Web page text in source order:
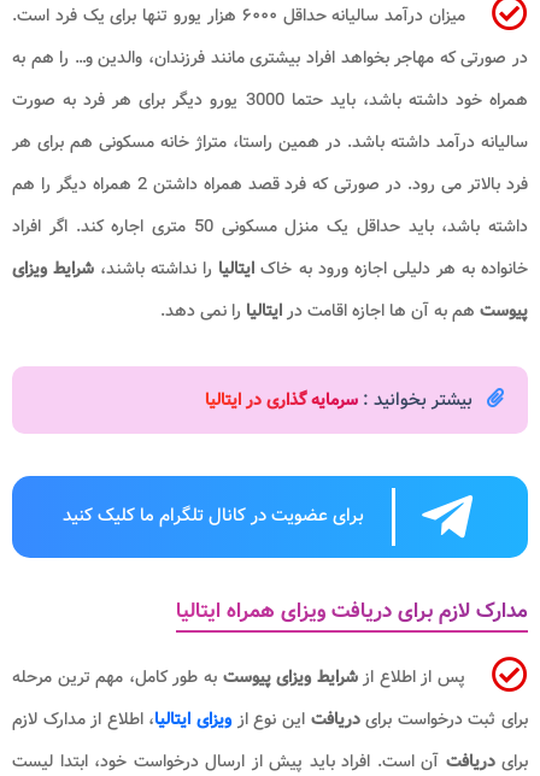
میزان درآمد سالیانه حداقل ۶۰۰۰ هزار یورو تنها برای یک فرد است.
در صورتی که مهاجر بخواهد افراد بیشتری مانند فرزندان، والدین و… را هم به
همراه خود داشته باشد، باید حتما 3000 یورو دیگر برای هر فرد به صورت
سالیانه درآمد داشته باشد. در همین راستا، متراژ خانه مسکونی هم برای هر
فرد بالاتر می رود. در صورتی که فرد قصد همراه داشتن 2 همراه دیگر را هم
داشته باشد، باید حداقل یک منزل مسکونی 50 متری اجاره کند. اگر افراد
خانواده به هر دلیلی اجازه ورود به خاک ایتالیا را نداشته باشند، شرایط ویزای
پیوست هم به آن ها اجازه اقامت درایتالیا را نمی دهد.
بیشتر بخوانید : سرمایه گذاری در ایتالیا
برای عضویت در کانال تلگرام ما کلیک کنید
مدارک لازم برای دریافت ویزای همراه ایتالیا
پس از اطلاع ازشرایط ویزای پیوست به طور کامل، مهم ترین مرحله
برای ثبت درخواست برایدریافت این نوع ازویزای ایتالیا، اطلاع از مدارک لازم
برایدریافت آن است. افراد باید پیش از ارسال درخواست خود، ابتدا لیست